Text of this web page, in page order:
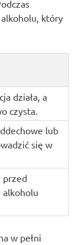
który
działa, a
czysta.
lub
się w
przed
alkoholu
w pełni